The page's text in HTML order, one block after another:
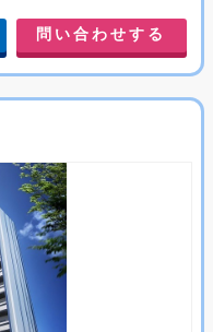
問い合わせする